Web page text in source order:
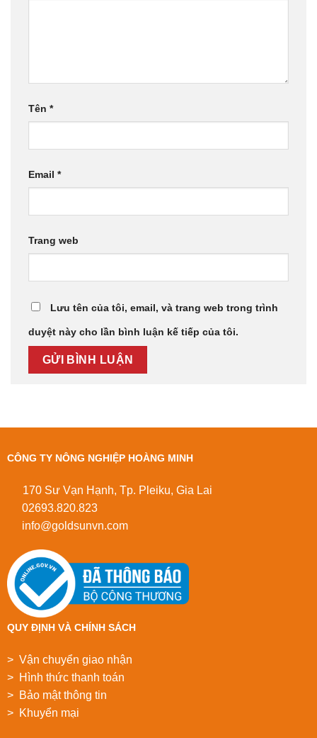
Tên *
Email *
Trang web
Lưu tên của tôi, email, và trang web trong trình
duyệt này cho lần bình luận kế tiếp của tôi.
CÔNG TY NÔNG NGHIỆP HOÀNG MINH
170 Sư Vạn Hạnh, Tp. Pleiku, Gia Lai
02693.820.823
info@goldsunvn.com
QUY ĐỊNH VÀ CHÍNH SÁCH
> Vận chuyển giao nhận
> Hình thức thanh toán
> Bảo mật thông tin
> Khuyển mại